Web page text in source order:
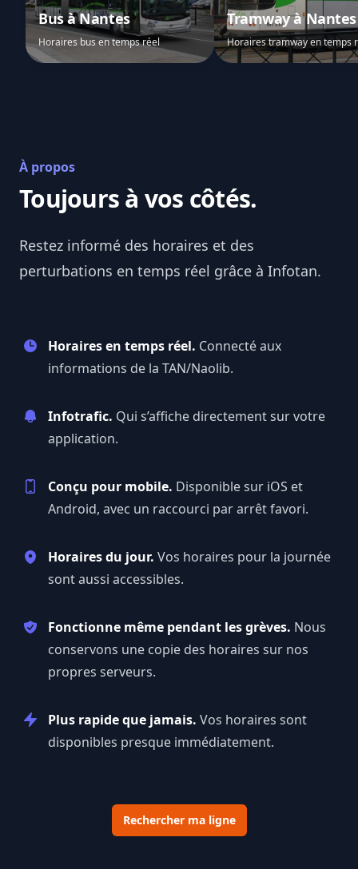
Bus à Nantes
Horaires bus en temps réel
Tramway à Nantes
Horaires tramway en temps
À propos
Toujours à vos côtés.
Restez informé des horaires et des
perturbations en temps réel grâce à Infotan.
Horaires en temps réel. Connecté aux
informations de la TAN/Naolib.
Infotrafic. Qui s’affiche directement sur votre
application.
Conçu pour mobile. Disponible sur iOS et
Android, avec un raccourci par arrêt favori.
Horaires du jour. Vos horaires pour la journée
sont aussi accessibles.
Fonctionne même pendant les grèves. Nous
conservons une copie des horaires sur nos
propres serveurs.
Plus rapide que jamais. Vos horaires sont
disponibles presque immédiatement.
Rechercher ma ligne